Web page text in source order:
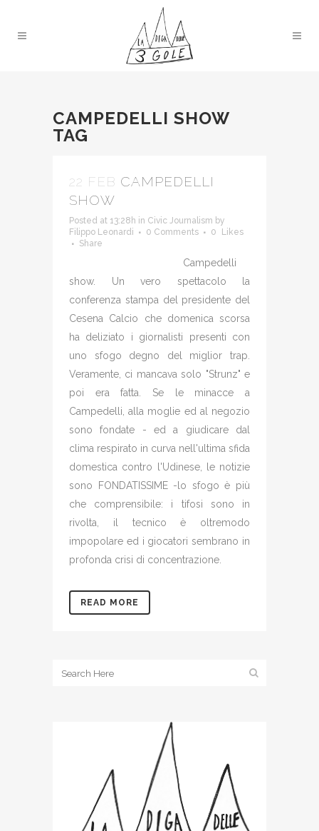
CAMPEDELLI SHOW
TAG
22 FEB CAMPEDELLI
SHOW
Posted at 13:28h in Civic Journalism by
Filippo Leonardi
0 Comments 0
Likes
Share
Campedelli
show. Un vero spettacolo la
conferenza stampa del presidente del
Cesena Calcio che domenica scorsa
ha deliziato i giornalisti presenti con
uno sfogo degno del miglior trap.
Veramente, ci mancava solo "Strunz" e
poi era fatta. Se le minacce a
Campedelli, alla moglie ed al negozio
sono fondate - ed a giudicare dal
clima respirato in curva nell'ultima sfida
domestica contro l'Udinese, le notizie
sono FONDATISSIME -lo sfogo è più
che comprensibile: i tifosi sono in
rivolta, il tecnico è oltremodo
impopolare ed i giocatori sembrano in
profonda crisi di concentrazione.
READ MORE